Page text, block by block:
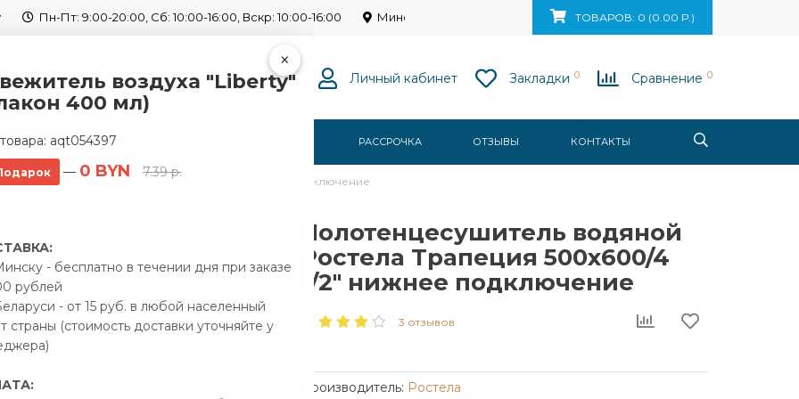
×
воздуха "Liberty"
400 мл)
aqt054397
— 0 BYN 7.39 р.
- бесплатно в течении дня при заказе
рублей
- от 15 руб. в любой населенный
страны (стоимость доставки уточняйте у
Пн-Пт: 9:00-20:00, Сб: 10:00-16:00, Вскр: 10:00-16:00 Минск, ул. Ваупшасова, д. 10, пом. 131ТОВАРОВ: 0 (0.00 Р.)
Личный кабинет Закладки 0 Сравнение 0
О НАС РАССРОЧКА ОТЗЫВЫ КОНТАКТЫ
Ростела Трапеция 500x600/4 1/2" нижнее подключение
Полотенцесушитель водяной
Ростела Трапеция 500x600/4
1/2" нижнее подключение
3 отзывов
Производитель: Ростела